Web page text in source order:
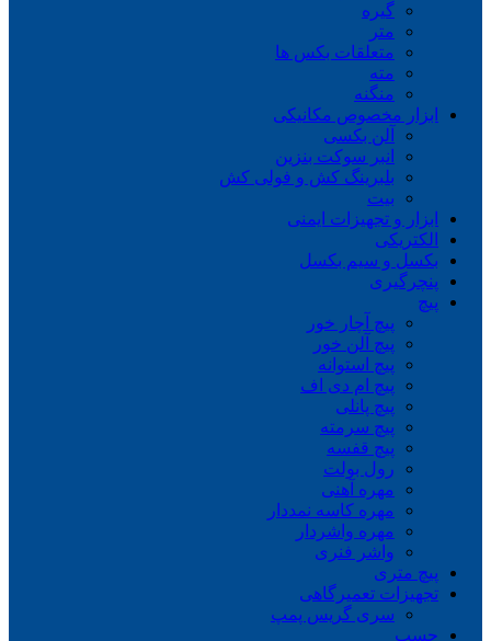
گیره
متر
متعلقات بکس ها
مته
منگنه
ابزار مخصوص مکانیکی
آلن بکسی
انبر سوکت بنزین
بلبرینگ کش و فولی کش
بیت
ابزار و تجهیزات ایمنی
الکتریکی
بکسل و سیم بکسل
پنچرگیری
پیچ
پیچ آچار خور
پیچ آلن خور
پیچ استوانه
پیچ ام دی اف
پیچ پانلی
پیچ سرمته
پیچ قفسه
رول بولت
مهره آهنی
مهره کاسه نمددار
مهره واشردار
واشر فنری
پیچ متری
تجهیزات تعمیرگاهی
سری گریس پمپ
چسب